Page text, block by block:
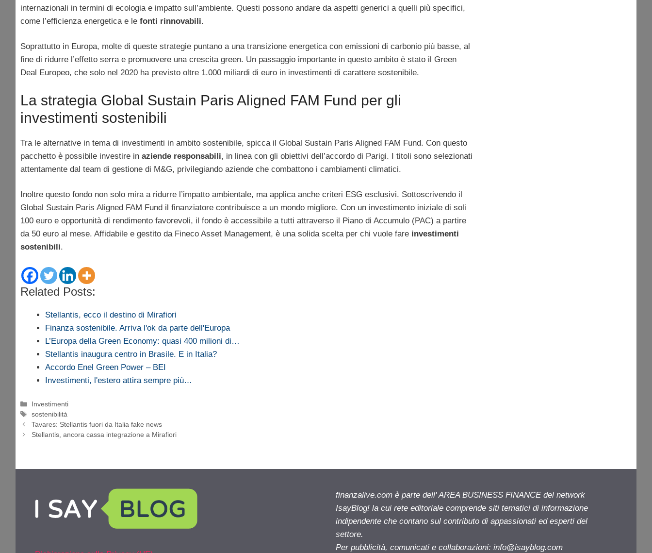
internazionali in termini di ecologia e impatto sull’ambiente. Questi possono andare da aspetti generici a quelli più specifici,
come l’efficienza energetica e le fonti rinnovabili.
Soprattutto in Europa, molte di queste strategie puntano a una transizione energetica con emissioni di carbonio più basse, al
fine di ridurre l’effetto serra e promuovere una crescita green. Un passaggio importante in questo ambito è stato il Green
Deal Europeo, che solo nel 2020 ha previsto oltre 1.000 miliardi di euro in investimenti di carattere sostenibile.
La strategia Global Sustain Paris Aligned FAM Fund per gli
investimenti sostenibili
Tra le alternative in tema di investimenti in ambito sostenibile, spicca il Global Sustain Paris Aligned FAM Fund. Con questo
pacchetto è possibile investire in aziende responsabili, in linea con gli obiettivi dell’accordo di Parigi. I titoli sono selezionati
attentamente dal team di gestione di M&G, privilegiando aziende che combattono i cambiamenti climatici.
Inoltre questo fondo non solo mira a ridurre l’impatto ambientale, ma applica anche criteri ESG esclusivi. Sottoscrivendo il
Global Sustain Paris Aligned FAM Fund il finanziatore contribuisce a un mondo migliore. Con un investimento iniziale di soli
100 euro e opportunità di rendimento favorevoli, il fondo è accessibile a tutti attraverso il Piano di Accumulo (PAC) a partire
da 50 euro al mese. Affidabile e gestito da Fineco Asset Management, è una solida scelta per chi vuole fare investimenti
sostenibili.
Related Posts:
Stellantis, ecco il destino di Mirafiori
Finanza sostenibile. Arriva l'ok da parte dell'Europa
L’Europa della Green Economy: quasi 400 milioni di…
Stellantis inaugura centro in Brasile. E in Italia?
Accordo Enel Green Power – BEI
Investimenti, l'estero attira sempre più…
Categorie
Investimenti
Tag
sostenibilità
Tavares: Stellantis fuori da Italia fake news
Stellantis, ancora cassa integrazione a Mirafiori
finanzalive.com è parte dell' AREA BUSINESS FINANCE del network
IsayBlog! la cui rete editoriale comprende siti tematici di informazione
indipendente che contano sul contributo di appassionati ed esperti del
settore.
Per pubblicità, comunicati e collaborazioni: info@isayblog.com